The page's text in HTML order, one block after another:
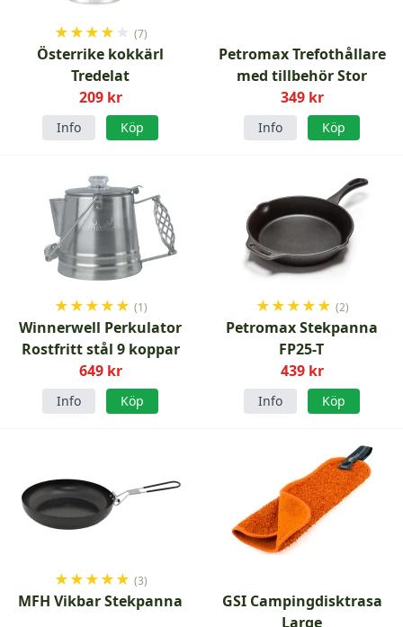
★★★★ ★ (7)
Österrike kokkärl
Tredelat
209 kr
Info Köp
Petromax Trefothållare
med tillbehör Stor
349 kr
Info Köp
★★★★★ (1)
Winnerwell Perkulator
Rostfritt stål 9 koppar
649 kr
Info Köp
★★★★★ (2)
Petromax Stekpanna
FP25-T
439 kr
Info Köp
★★★★★ (3)
MFH Vikbar Stekpanna
GSI Campingdisktrasa
Large